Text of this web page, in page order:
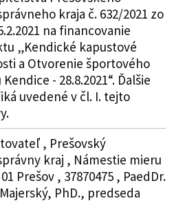
kraja č. 632/2021 zo
na financovanie
„Kendické kapustové
a Otvorenie športového
- 28.8.2021“. Ďalšie
uvedené v čl. I. tejto
, Prešovský
kraj , Námestie mieru
Prešov , 37870475 , PaedDr.
PhD., predseda